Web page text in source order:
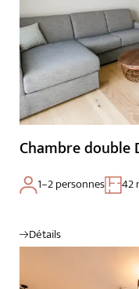
Chambre double
1–2 personnes 42
Détails